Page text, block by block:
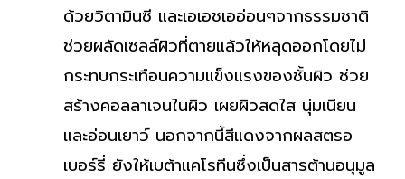
ด้วยวิตามินซี และเอเอชเออ่อนๆจากธรรมชาติ
ช่วยผลัดเซลล์ผิวที่ตายแล้วให้หลุดออกโดยไม่
กระทบกระเทือนความแข็งแรงของชั้นผิว ช่วย
สร้างคอลลาเจนในผิว เผยผิวสดใส นุ่มเนียน
และอ่อนเยาว์ นอกจากนี้สีแดงจากผลสตรอ
เบอร์รี่ ยังให้เบต้าแคโรทีนซึ่งเป็นสารต้านอนุมูล